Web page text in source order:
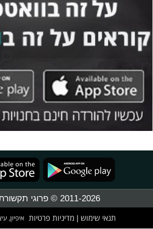
2011-2026 © פרוגי תקשורת בע"מ
תנאי שימוש מדיניות פרטיות